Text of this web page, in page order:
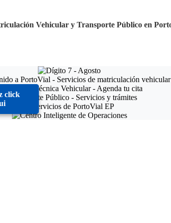
Vehicular y Transporte Público en
click